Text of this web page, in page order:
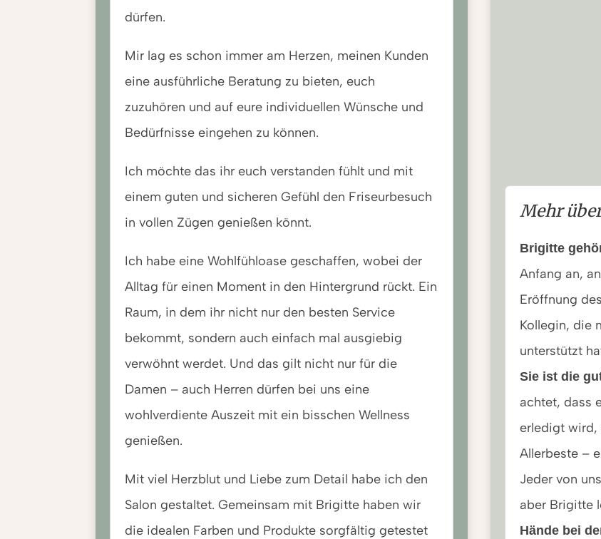
dürfen.
Mir lag es schon immer am Herzen, meinen Kunden
eine ausführliche Beratung zu bieten, euch
zuzuhören und auf eure individuellen Wünsche und
Bedürfnisse eingehen zu können.
Ich möchte das ihr euch verstanden fühlt und mit
einem guten und sicheren Gefühl den Friseurbesuch
in vollen Zügen genießen könnt.
Ich habe eine Wohlfühloase geschaffen, wobei der
Alltag für einen Moment in den Hintergrund rückt. Ein
Raum, in dem ihr nicht nur den besten Service
bekommt, sondern auch einfach mal ausgiebig
verwöhnt werdet. Und das gilt nicht nur für die
Damen – auch Herren dürfen bei uns eine
wohlverdiente Auszeit mit ein bisschen Wellness
genießen.
Mit viel Herzblut und Liebe zum Detail habe ich den
Salon gestaltet. Gemeinsam mit Brigitte haben wir
die idealen Farben und Produkte sorgfältig getestet
Mehr
Brigitte
Anfang an,
Eröffnung
Kollegin, die
unterstützt
Sie ist die
achtet, dass
erledigt wird,
Allerbeste –
Jeder von
aber Brigitte
Hände bei